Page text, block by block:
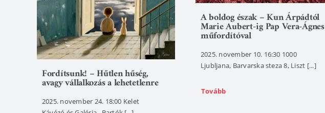
Fordítsunk! – Hűtlen hűség,
avagy vállalkozás a lehetetlenre
2025. november 24. 18:00 Kelet
A boldog észak – Kun Árpádtól
Marie Aubert-ig Pap Vera-Ágnes
műfordítóval
2025. november 10. 16:30 1000
Ljubljana, Barvarska steza 8, Liszt [...]
Tovább